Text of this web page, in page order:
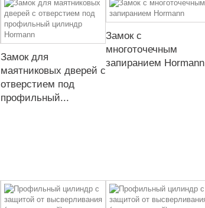
Замок для
маятниковых дверей с
отверстием под
профильный...
Замок с
многоточечным
запиранием Hormann